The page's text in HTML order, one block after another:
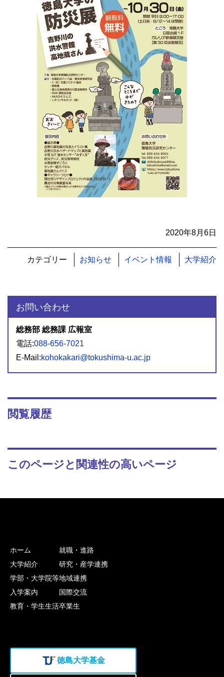
2020年8月6日
カテゴリー お知らせ イベント情報 大学紹介
お問い合わせ
総務部 総務課 広報室
電話:088-656-7021
E-Mail:kohokakari@tokushima-u.ac.jp
閲覧履歴
このページと関連性の高いページ
ホーム
大学紹介
学部・大学院等
入学案内
教育・学生生活
就職・進路
研究・産学連携
地域連携
国際交流
卒業生
徳島大学基金